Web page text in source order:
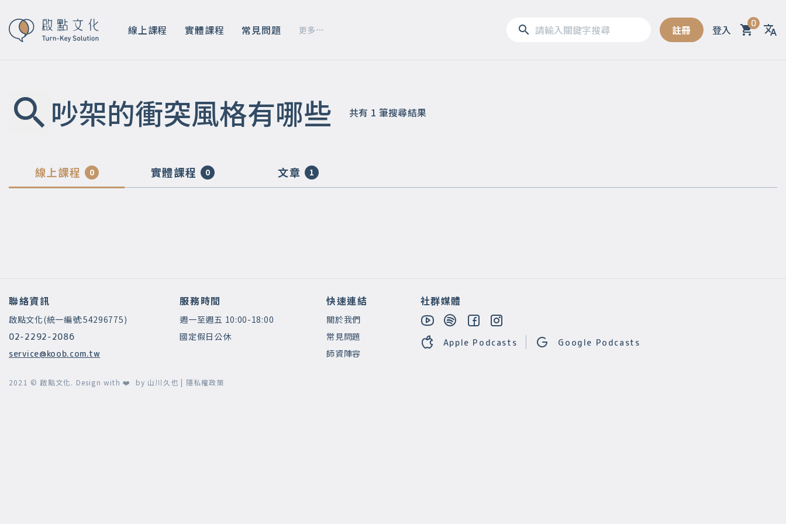
線上課程 實體課程 常見問題 更多 註冊 登入 0
吵架的衝突風格有哪些 共有 1 筆搜尋結果
線上課程 0 實體課程 0 文章 1
聯絡資訊
啟點文化(統一編號:54296775)
02-2292-2086
service@koob.com.tw
服務時間
週一至週五 10:00-18:00
國定假日公休
快速連結
關於我們
常見問題
師資陣容
社群媒體
Apple Podcasts Google Podcasts
2021 © 啟點文化. Design with ❤️ by 山川久也 | 隱私權政策